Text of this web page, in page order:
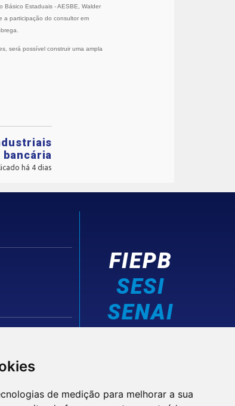
de medição para melhorar a sua
Básico Estaduais - AESBE, Walder
a participação do consultor em
será possível construir uma ampla
bancária
há 4 dias
FIEPB
SESI
SENAI